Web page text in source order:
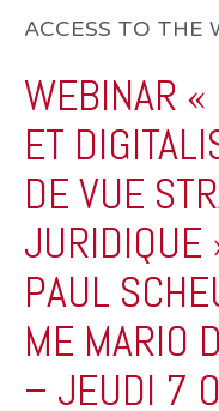
ACCESS TO THE
WEBINAR
ET
DE VUE
JURIDIQUE
PAUL
ME MARIO
– JEUDI 7